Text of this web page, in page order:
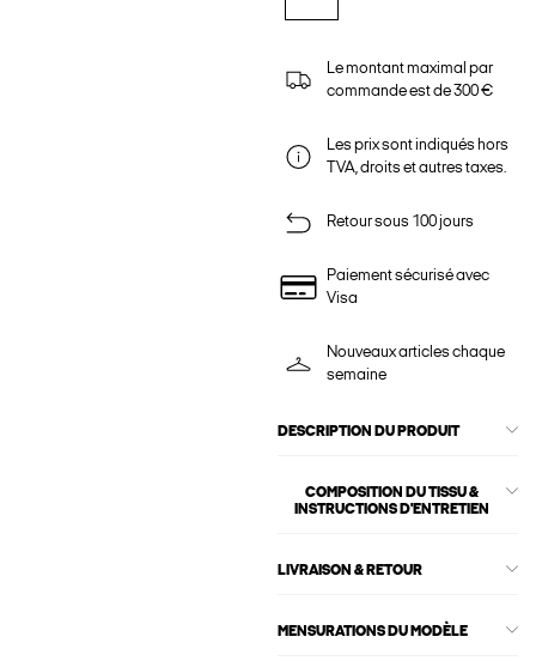
Le montant maximal par
commande est de 300 €
Les prix sont indiqués hors
TVA, droits et autres taxes.
Retour sous 100 jours
Paiement sécurisé avec
Visa
Nouveaux articles chaque
semaine
DESCRIPTION DU PRODUIT
COMPOSITION DU TISSU &
INSTRUCTIONS D'ENTRETIEN
LIVRAISON & RETOUR
MENSURATIONS DU MODÈLE